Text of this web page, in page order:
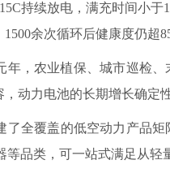
持续放电，满充时间小
余次循环后健康度仍超
，农业植保、城市巡检、
动力电池的长期增长确定
全覆盖的低空动力产品矩
品类，可一站式满足从